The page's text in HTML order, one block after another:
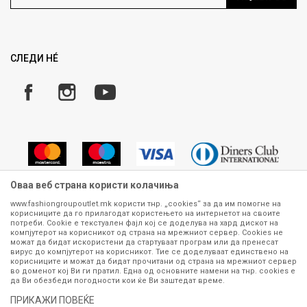
Замена и рефундација на производи
Плаќање
СЛЕДИ НÉ
Сите информации околу производите кои се изложени на нашата
онлајн продавница се стремиме да бидат конкретни, точни и прецизни,
меѓутоа не можеме да гарантираме дека се без ниту една грешка или
пак дека сите производи во моментот се достапни на залиха.
Фотографиите се најверодостојниот приказ на производот. Доколку
дојде до потреба за замена на производ или рефундација, процедурата
контактирајте не на телефонскиот број 070 275 363 или на е-
Оваа веб страна користи колачиња
www.fashiongroupoutlet.mk користи тнр. „cookies“ за да им помогне на
корисниците да го прилагодат користењето на интернетот на своите
потреби. Cookie е текстуален фајл кој се доделува на хард дискот на
компјутерот на корисникот од страна на мрежниот сервер. Cookies не
можат да бидат искористени да стартуваат програм или да пренесат
вирус до компјутерот на корисникот. Тие се доделуваат единствено на
корисниците и можат да бидат прочитани од страна на мрежниот сервер
во доменот кој Ви ги пратил. Една од основните намени на тнр. сookies е
да Ви обезбеди погодности кои ќе Ви заштедат време.
ПРИКАЖИ ПОВЕЌЕ